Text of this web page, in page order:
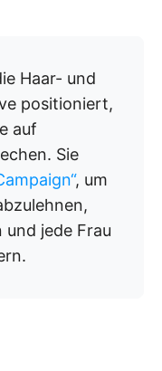
Haar- und
positioniert,
auf
Sie
, um
jede Frau